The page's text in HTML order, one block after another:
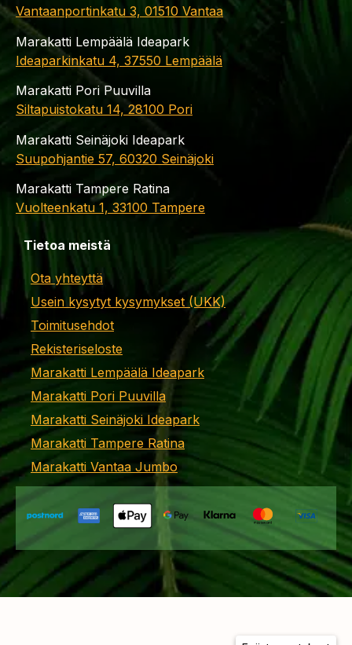
Vantaanportinkatu 3, 01510 Vantaa
Marakatti Lempäälä Ideapark
Ideaparkinkatu 4, 37550 Lempäälä
Marakatti Pori Puuvilla
Siltapuistokatu 14, 28100 Pori
Marakatti Seinäjoki Ideapark
Suupohjantie 57, 60320 Seinäjoki
Marakatti Tampere Ratina
Vuolteenkatu 1, 33100 Tampere
Tietoa meistä
Ota yhteyttä
Usein kysytyt kysymykset (UKK)
Toimitusehdot
Rekisteriseloste
Marakatti Lempäälä Ideapark
Marakatti Pori Puuvilla
Marakatti Seinäjoki Ideapark
Marakatti Tampere Ratina
Marakatti Vantaa Jumbo